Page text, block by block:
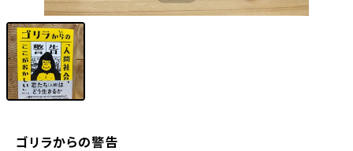
ゴリラからの警告